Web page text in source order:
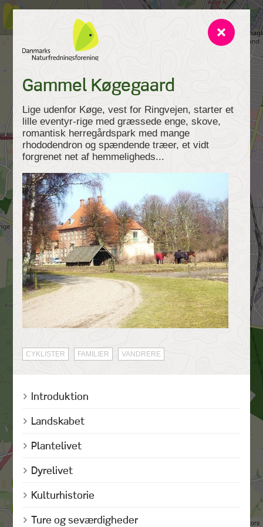
contributors
Gammel Køgegaard
Lige udenfor Køge, vest for Ringvejen, starter et
lille eventyr-rige med græssede enge, skove,
romantisk herregårdspark med mange
rhododendron og spændende træer, et vidt
forgrenet net af hemmeligheds...
CYKLISTER FAMILIER VANDRERE
Introduktion
Landskabet
Plantelivet
Dyrelivet
Kulturhistorie
Ture og seværdigheder